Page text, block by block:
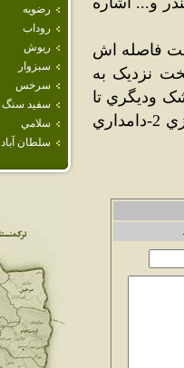
رضويه
روداب
ريوش
سبزوار
سرخس
سفيد سنگ
سلامي
سلطان آباد
فاصله اش
230 کيلومتر وبا پايتخت نزديک به
وديگري تا
حد زيادي کم آب شده است . شغلهاي اصلي مردم يونسي 1-کشاورزي 2-دامداري